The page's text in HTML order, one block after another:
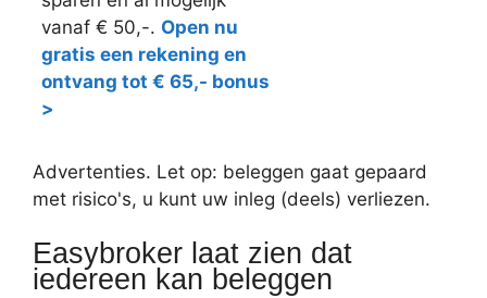
vanaf € 50,-. Open nu
gratis een rekening en
ontvang tot € 65,- bonus
>
Advertenties. Let op: beleggen gaat gepaard
met risico's, u kunt uw inleg (deels) verliezen.
Easybroker laat zien dat
iedereen kan beleggen